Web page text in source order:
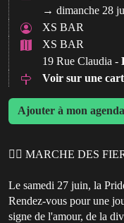
→ dimanche 28
XS BAR
XS BAR
19 Rue Claudia -
Voir sur une
Ajouter à mon agenda
🏳️‍🌈 MARCHE DES
Le samedi 27 juin, la
Rendez-vous pour une
signe de l'amour, de la